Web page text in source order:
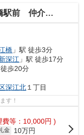
介手数料無料
橋 」駅 徒歩3分
深江 」駅 徒歩17分
徒歩20分
深江北１丁目
す！
費等：10,000円 )
金
10万円